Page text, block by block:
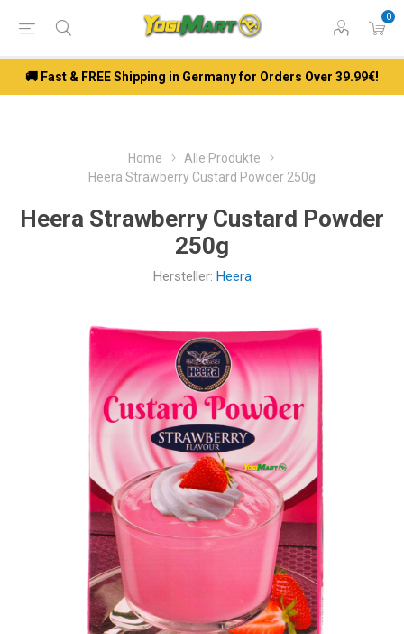
0
🚚 Fast & FREE Shipping in Germany for Orders Over 39.99€!
Home
Alle Produkte
Heera Strawberry Custard Powder 250g
Heera Strawberry Custard Powder
250g
Hersteller: Heera